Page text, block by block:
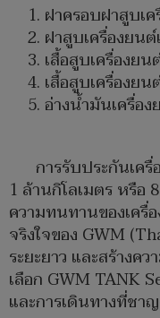
ฝาครอบฝาสูบเ
ฝาสูบเครื่องยน
เสื้อสูบเครื่องย
เสื้อสูบเครื่องย
อ่างน้ำมันเครื่อ
การรับประกันเค
1 ล้านกิโลเมตร หรือ
ความทนทานของเครื่
จริงใจของ GWM
ระยะยาว และสร้างค
เลือก GWM TANK
และการเดินทางที่ชา